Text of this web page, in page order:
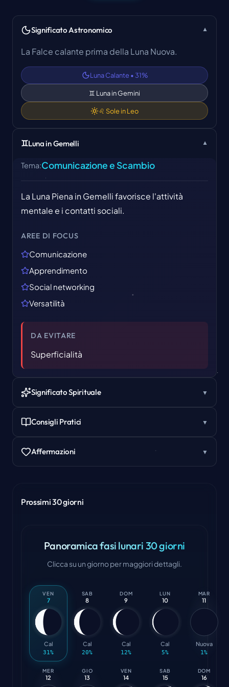
Significato Astronomico ▼
La Falce calante prima della Luna Nuova.
Luna Calante •31%
♊ Luna inGemini
♌ Sole inLeo
♊Luna in Gemelli ▼
Tema:Comunicazione e Scambio
La Luna Piena in Gemelli favorisce l'attività
mentale e i contatti sociali.
AREE DI FOCUS
Comunicazione
Apprendimento
Social networking
Versatilità
DA EVITARE
Superficialità
Significato Spirituale ▼
Consigli Pratici ▼
Affermazioni ▼
Prossimi 30 giorni
Panoramica fasi lunari 30 giorni
Clicca su un giorno per maggiori dettagli.
VEN
7
Cal
31%
SAB
8
Cal
20%
DOM
9
Cal
12%
LUN
10
Cal
5%
MAR
11
Nuova
1%
MER
12
GIO
13
VEN
14
SAB
15
DOM
16